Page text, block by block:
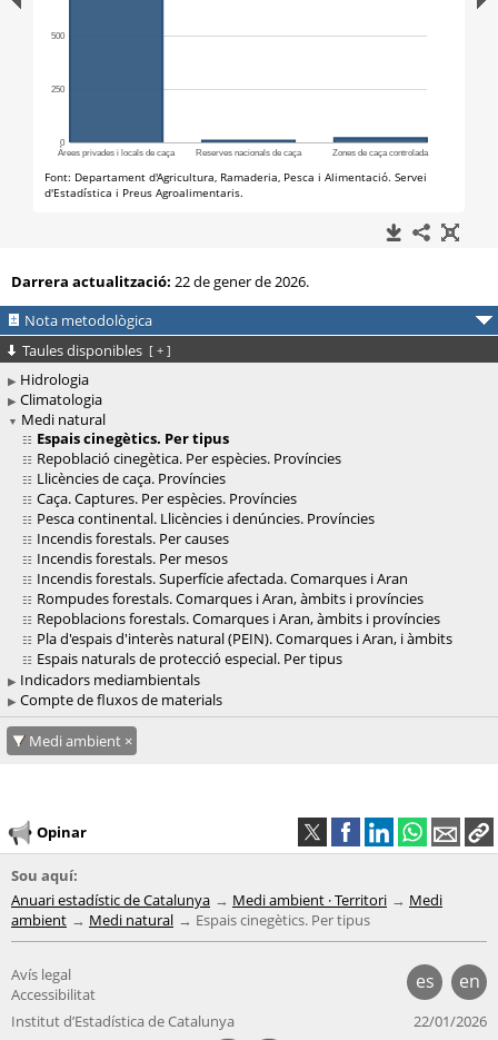
Darrera actualització: 22 de gener de 2026.
Nota metodològica
Taules disponibles [ + ]
Hidrologia
Climatologia
Medi natural
Espais cinegètics. Per tipus
Repoblació cinegètica. Per espècies. Províncies
Llicències de caça. Províncies
Caça. Captures. Per espècies. Províncies
Pesca continental. Llicències i denúncies. Províncies
Incendis forestals. Per causes
Incendis forestals. Per mesos
Incendis forestals. Superfície afectada. Comarques i Aran
Rompudes forestals. Comarques i Aran, àmbits i províncies
Repoblacions forestals. Comarques i Aran, àmbits i províncies
Pla d'espais d'interès natural (PEIN). Comarques i Aran, i àmbits
Espais naturals de protecció especial. Per tipus
Indicadors mediambientals
Compte de fluxos de materials
Medi ambient
Opinar
Sou aquí:
Anuari estadístic de Catalunya
Medi ambient · Territori
Medi
ambient
Medi natural Espais cinegètics. Per tipus
es en
Avís legal
Accessibilitat
Institut d’Estadística de Catalunya
22/01/2026